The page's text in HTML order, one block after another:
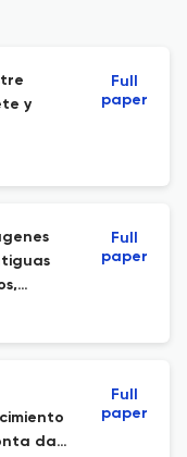
y
Full
paper
Full
paper
da
Full
paper